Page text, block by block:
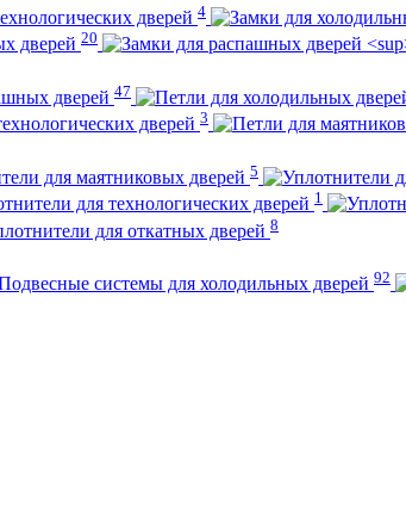
дверей 4
дверей 20
дверей 47
дверей 3
для маятниковых дверей 5
для технологических дверей 1
для откатных дверей 8
системы для холодильных дверей 92